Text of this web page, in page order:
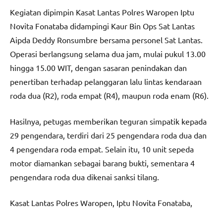
Kegiatan dipimpin Kasat Lantas Polres Waropen Iptu
Novita Fonataba didampingi Kaur Bin Ops Sat Lantas
Aipda Deddy Ronsumbre bersama personel Sat Lantas.
Operasi berlangsung selama dua jam, mulai pukul 13.00
hingga 15.00 WIT, dengan sasaran penindakan dan
penertiban terhadap pelanggaran lalu lintas kendaraan
roda dua (R2), roda empat (R4), maupun roda enam (R6).
Hasilnya, petugas memberikan teguran simpatik kepada
29 pengendara, terdiri dari 25 pengendara roda dua dan
4 pengendara roda empat. Selain itu, 10 unit sepeda
motor diamankan sebagai barang bukti, sementara 4
pengendara roda dua dikenai sanksi tilang.
Kasat Lantas Polres Waropen, Iptu Novita Fonataba,